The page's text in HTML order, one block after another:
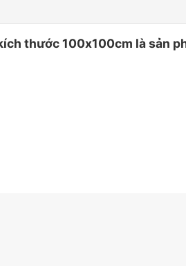
thước 100x100cm là sản